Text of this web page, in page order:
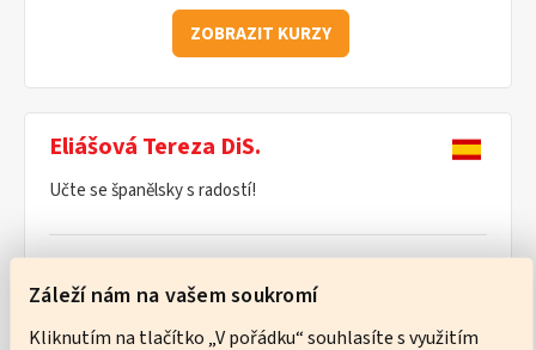
Záleží nám na vašem soukromí
Kliknutím na tlačítko „V pořádku“ souhlasíte s využitím
ZOBRAZIT KURZY
Eliášová Tereza DiS.
Učte se španělsky s radostí!
ZOBRAZIT KURZY